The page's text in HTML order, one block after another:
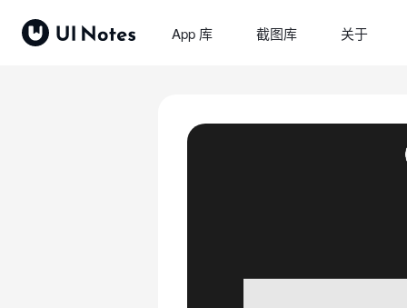
App 库 截图库 关于